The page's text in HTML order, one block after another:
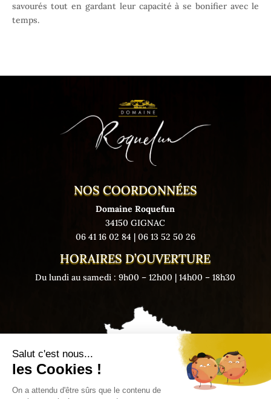
Salut c'est nous...
les Cookies !
On a attendu d'être sûrs que le contenu de
savourés tout en gardant leur capacité à se bonifier avec le
temps.
NOS COORDONNÉES
Domaine Roquefun
34150 GIGNAC
06 41 16 02 84 | 06 13 52 50 26
HORAIRES D’OUVERTURE
Du lundi au samedi : 9h00 – 12h00 | 14h00 – 18h30